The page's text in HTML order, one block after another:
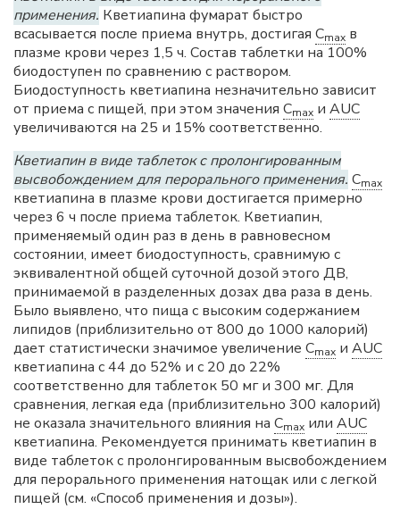
применения. Кветиапина фумарат быстро
всасывается после приема внутрь, достигая Cmax в
плазме крови через 1,5 ч. Состав таблетки на 100%
биодоступен по сравнению с раствором.
Биодоступность кветиапина незначительно зависит
от приема с пищей, при этом значения Cmax и AUC
увеличиваются на 25 и 15% соответственно.
Кветиапин в виде таблеток с пролонгированным
высвобождением для перорального применения. Cmax
кветиапина в плазме крови достигается примерно
через 6 ч после приема таблеток. Кветиапин,
применяемый один раз в день в равновесном
состоянии, имеет биодоступность, сравнимую с
эквивалентной общей суточной дозой этого ДВ,
принимаемой в разделенных дозах два раза в день.
Было выявлено, что пища с высоким содержанием
липидов (приблизительно от 800 до 1000 калорий)
дает статистически значимое увеличение Cmax и AUC
кветиапина с 44 до 52% и с 20 до 22%
соответственно для таблеток 50 мг и 300 мг. Для
сравнения, легкая еда (приблизительно 300 калорий)
не оказала значительного влияния на Cmax или AUC
кветиапина. Рекомендуется принимать кветиапин в
виде таблеток с пролонгированным высвобождением
для перорального применения натощак или с легкой
пищей (см. «Способ применения и дозы»).